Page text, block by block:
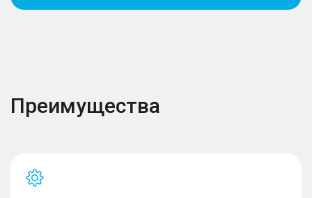
Преимущества